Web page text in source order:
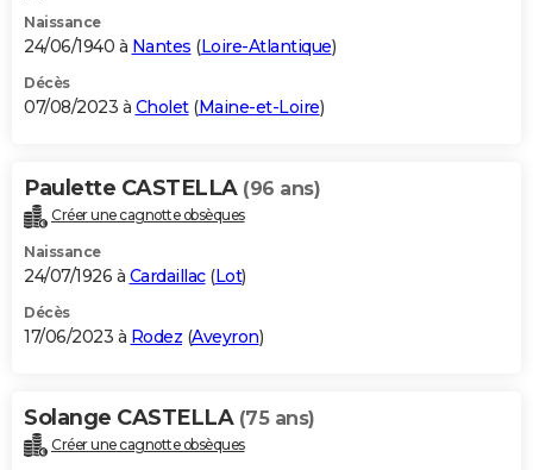
Naissance
24/06/1940 à Nantes (Loire-Atlantique)
Décès
07/08/2023 à Cholet(Maine-et-Loire)
Paulette CASTELLA (96 ans)
Créer une cagnotte obsèques
Naissance
24/07/1926 à Cardaillac(Lot)
Décès
17/06/2023 à Rodez (Aveyron)
Solange CASTELLA (75 ans)
Créer une cagnotte obsèques